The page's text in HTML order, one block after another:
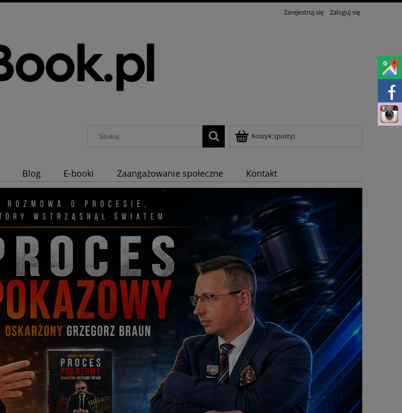
Zarejestruj się Zaloguj się
Koszyk:(pusty)
Blog E-booki Zaangażowanie społeczne Kontakt